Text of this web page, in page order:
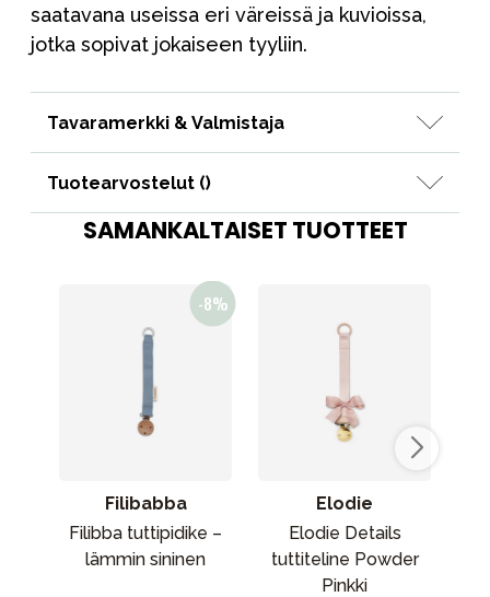
saatavana useissa eri väreissä ja kuvioissa,
jotka sopivat jokaiseen tyyliin.
Tavaramerkki & Valmistaja
Tuotearvostelut ()
SAMANKALTAISET TUOTTEET
Filibabba
Filibba tuttipidike –
lämmin sininen
Elodie
Elodie Details
tuttiteline Powder
Pinkki